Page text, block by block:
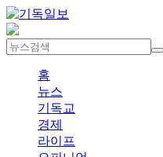
홈
뉴스
기독교
경제
라이프